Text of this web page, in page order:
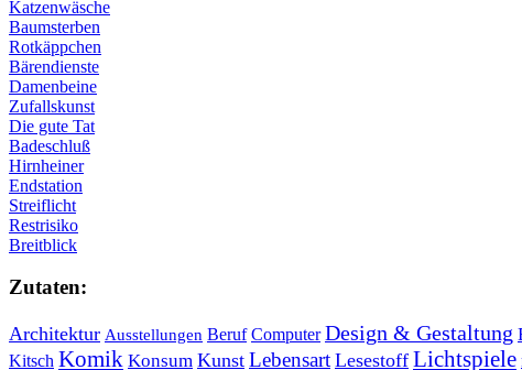
Katzenwäsche
Baumsterben
Rotkäppchen
Bärendienste
Damenbeine
Zufallskunst
Die gute Tat
Badeschluß
Hirnheiner
Endstation
Streiflicht
Restrisiko
Breitblick
Zu­ta­ten:
Architektur Ausstellungen Beruf Computer Design & Gestaltung
Kitsch Komik Konsum Kunst Lebensart Lesestoff Lichtspiele